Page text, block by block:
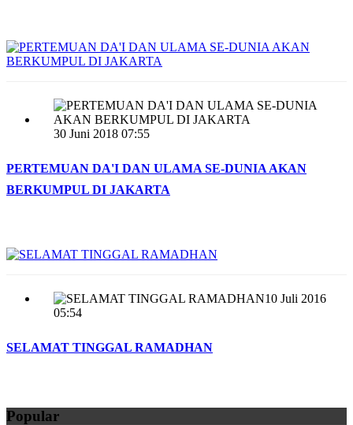
30 Juni 2018 07:55
PERTEMUAN DA'I DAN ULAMA SE-DUNIA AKAN
BERKUMPUL DI JAKARTA
10 Juli 2016
05:54
SELAMAT TINGGAL RAMADHAN
Popular